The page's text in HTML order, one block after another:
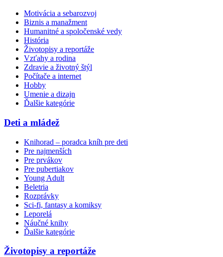
Motivácia a sebarozvoj
Biznis a manažment
Humanitné a spoločenské vedy
História
Životopisy a reportáže
Vzťahy a rodina
Zdravie a životný štýl
Počítače a internet
Hobby
Umenie a dizajn
Ďalšie kategórie
Deti a mládež
Knihorad – poradca kníh pre deti
Pre najmenších
Pre prvákov
Pre pubertiakov
Young Adult
Beletria
Rozprávky
Sci-fi, fantasy a komiksy
Leporelá
Náučné knihy
Ďalšie kategórie
Životopisy a reportáže